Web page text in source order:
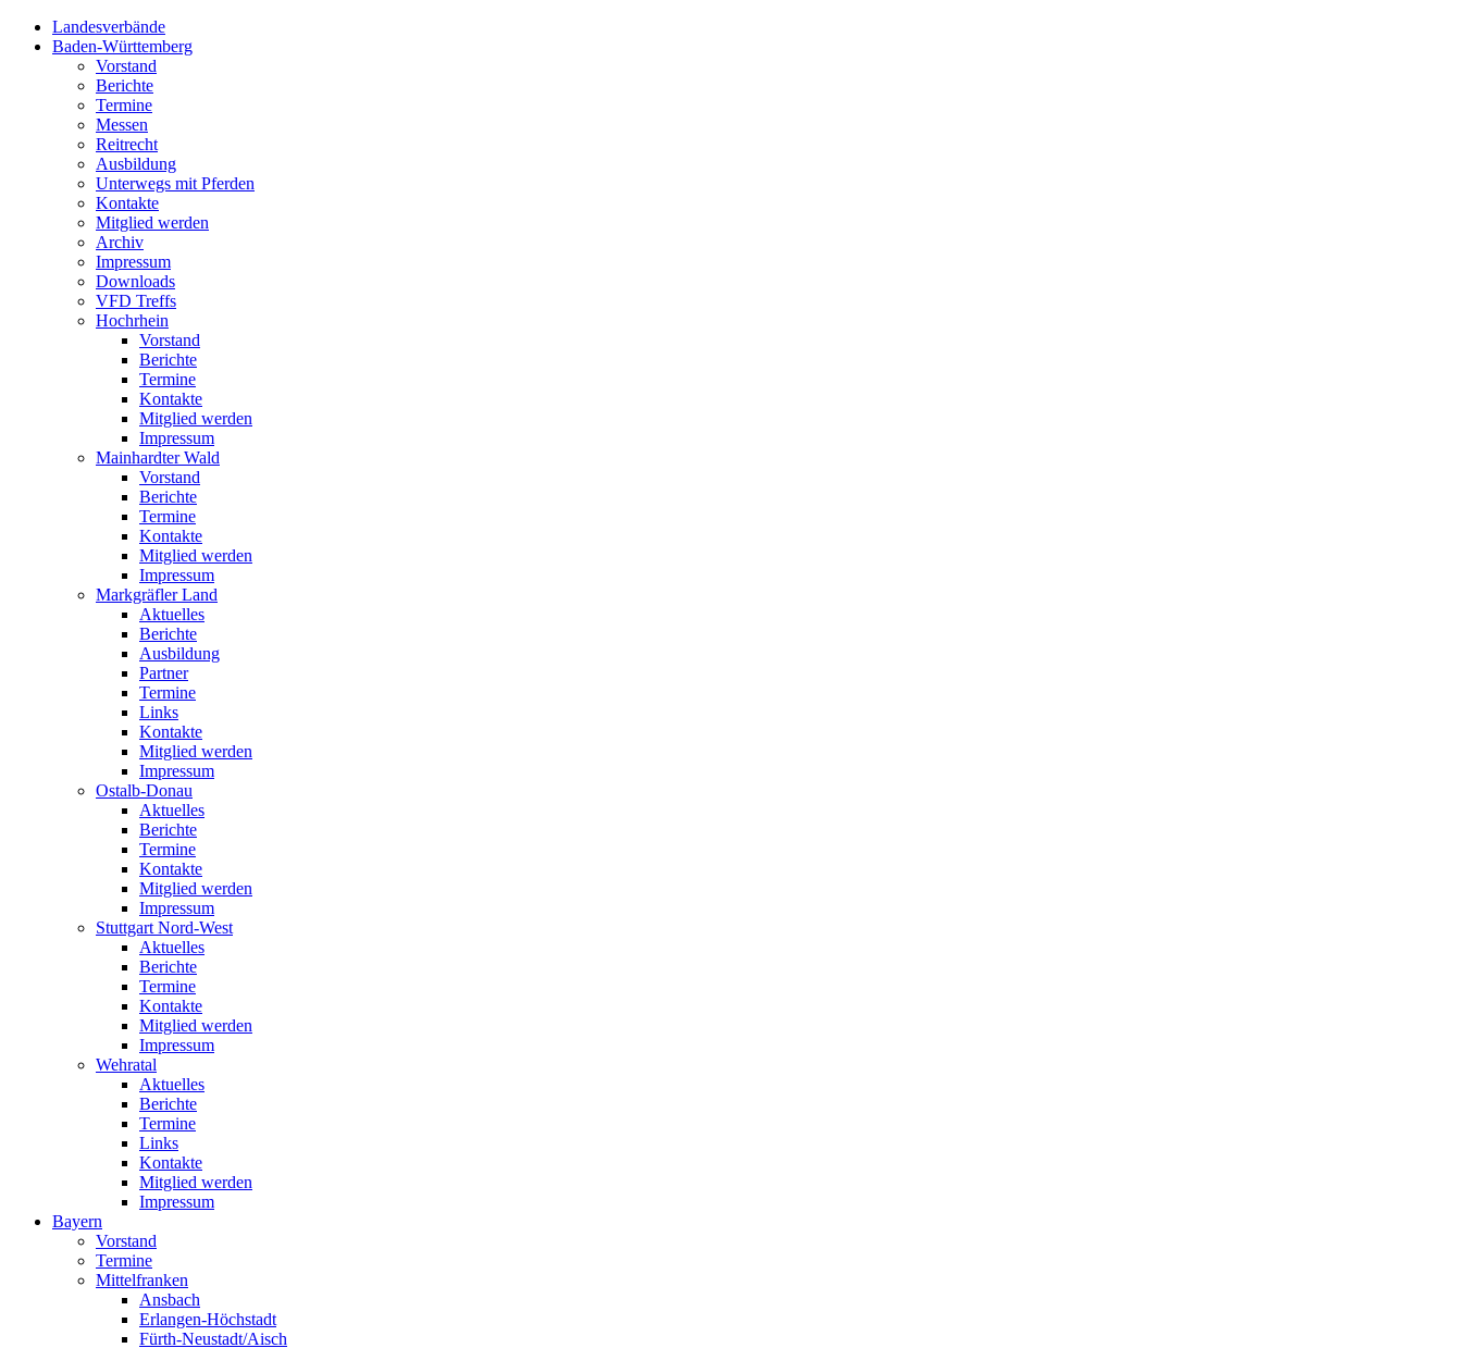
Landesverbände
Baden-Württemberg
Vorstand
Berichte
Termine
Messen
Reitrecht
Ausbildung
Unterwegs mit Pferden
Kontakte
Mitglied werden
Archiv
Impressum
Downloads
VFD Treffs
Hochrhein
Vorstand
Berichte
Termine
Kontakte
Mitglied werden
Impressum
Mainhardter Wald
Vorstand
Berichte
Termine
Kontakte
Mitglied werden
Impressum
Markgräfler Land
Aktuelles
Berichte
Ausbildung
Partner
Termine
Links
Kontakte
Mitglied werden
Impressum
Ostalb-Donau
Aktuelles
Berichte
Termine
Kontakte
Mitglied werden
Impressum
Stuttgart Nord-West
Aktuelles
Berichte
Termine
Kontakte
Mitglied werden
Impressum
Wehratal
Aktuelles
Berichte
Termine
Links
Kontakte
Mitglied werden
Impressum
Bayern
Vorstand
Termine
Mittelfranken
Ansbach
Erlangen-Höchstadt
Fürth-Neustadt/Aisch